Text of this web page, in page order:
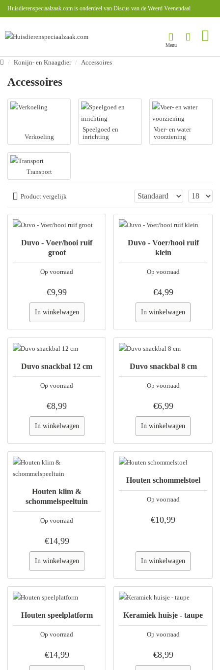
Huisdierenspeciaalzaak.com is onderdeel van Discus van de Weerd Veenendaal
Konijn- en Knaagdier Accessoires
Accessoires
Verkoeling
Speelgoed en
inrichting
Voer- en water
voorziening
Transport
Product vergelijk
Op voorraad
Duvo - Voer/hooi ruif
groot
€9,99
In winkelwagen
Op voorraad
Duvo - Voer/hooi ruif
klein
€4,99
In winkelwagen
Op voorraad
Duvo snackbal 12 cm
€8,99
In winkelwagen
Op voorraad
Duvo snackbal 8 cm
€6,99
In winkelwagen
Op voorraad
Houten klim &
schommelspeeltuin
€14,99
In winkelwagen
Op voorraad
Houten schommelstoel
€10,99
In winkelwagen
Op voorraad
Houten speelplatform
€14,99
Op voorraad
Keramiek huisje - taupe
€8,99